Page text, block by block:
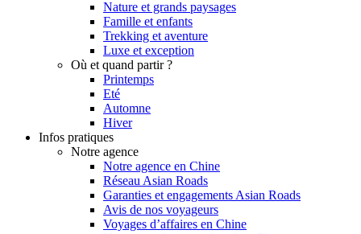
Nature et grands paysages
Famille et enfants
Trekking et aventure
Luxe et exception
Où et quand partir ?
Printemps
Eté
Automne
Hiver
Infos pratiques
Notre agence
Notre agence en Chine
Réseau Asian Roads
Garanties et engagements Asian Roads
Avis de nos voyageurs
Voyages d’affaires en Chine